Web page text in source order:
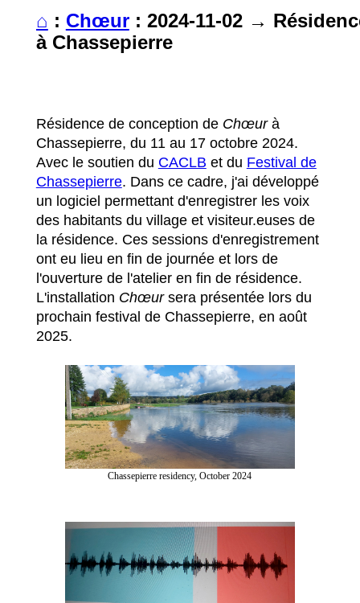
Notice : Undefined variable: home in
/home/lionelmaes/public_html/site/assets/cache/FileCompiler/site/
on line2
⌂ : Chœur: 2024-11-02→
à Chassepierre
Résidence de conception de Chœur à
Chassepierre, du 11 au 17 octobre 2024.
Avec le soutien du CACLB et du Festival de
Chassepierre. Dans ce cadre, j'ai développé
un logiciel permettant d'enregistrer les voix
des habitants du village et visiteur.euses de
la résidence. Ces sessions d'enregistrement
ont eu lieu en fin de journée et lors de
l'ouverture de l'atelier en fin de résidence.
L'installation Chœursera présentée lors du
prochain festival de Chassepierre, en août
2025.
Chassepierre residency, October 2024